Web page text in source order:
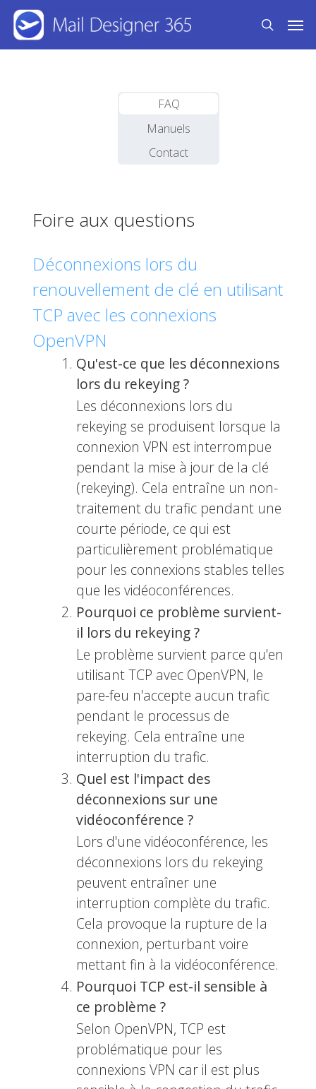
Skip
main
search
FAQ
Manuels
Contact
Foire aux questions
Déconnexions lors du
renouvellement de clé en utilisant
TCP avec les connexions
OpenVPN
Qu'est-ce que les déconnexions
lors du rekeying ?
Les déconnexions lors du
rekeying se produisent lorsque la
connexion VPN est interrompue
pendant la mise à jour de la clé
(rekeying). Cela entraîne un non-
traitement du trafic pendant une
courte période, ce qui est
particulièrement problématique
pour les connexions stables telles
que les vidéoconférences.
Pourquoi ce problème survient-
il lors du rekeying ?
Le problème survient parce qu'en
utilisant TCP avec OpenVPN, le
pare-feu n'accepte aucun trafic
pendant le processus de
rekeying. Cela entraîne une
interruption du trafic.
Quel est l'impact des
déconnexions sur une
vidéoconférence ?
Lors d'une vidéoconférence, les
déconnexions lors du rekeying
peuvent entraîner une
interruption complète du trafic.
Cela provoque la rupture de la
connexion, perturbant voire
mettant fin à la vidéoconférence.
Pourquoi TCP est-il sensible à
ce problème ?
Selon OpenVPN, TCP est
problématique pour les
connexions VPN car il est plus